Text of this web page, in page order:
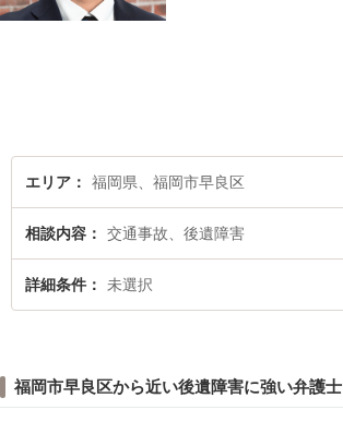
す。
エリア 福岡県、福岡市早良区
相談内容 交通事故、後遺障害
詳細条件 未選択
福岡市早良区から近い後遺障害に強い弁護士